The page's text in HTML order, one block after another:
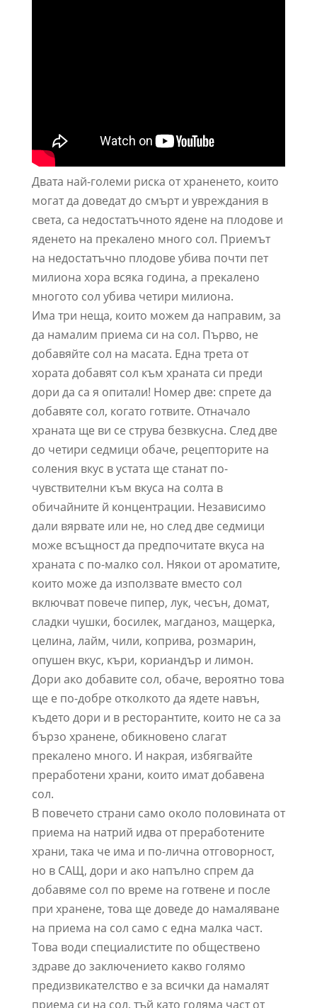
Двата най-големи риска от храненето, които
могат да доведат до смърт и увреждания в
света, са недостатъчното ядене на плодове и
яденето на прекалено много сол. Приемът
на недостатъчно плодове убива почти пет
милиона хора всяка година, а прекалено
многото сол убива четири милиона.
Има три неща, които можем да направим, за
да намалим приема си на сол. Първо, не
добавяйте сол на масата. Една трета от
хората добавят сол към храната си преди
дори да са я опитали! Номер две: спрете да
добавяте сол, когато готвите. Отначало
храната ще ви се струва безвкусна. След две
до четири седмици обаче, рецепторите на
соления вкус в устата ще станат по-
чувствителни към вкуса на солта в
обичайните й концентрации. Независимо
дали вярвате или не, но след две седмици
може всъщност да предпочитате вкуса на
храната с по-малко сол. Някои от ароматите,
които може да използвате вместо сол
включват повече пипер, лук, чесън, домат,
сладки чушки, босилек, магданоз, мащерка,
целина, лайм, чили, коприва, розмарин,
опушен вкус, къри, кориандър и лимон.
Дори ако добавите сол, обаче, вероятно това
ще е по-добре отколкото да ядете навън,
където дори и в ресторантите, които не са за
бързо хранене, обикновено слагат
прекалено много. И накрая, избягвайте
преработени храни, които имат добавена
сол.
В повечето страни само около половината от
приема на натрий идва от преработените
храни, така че има и по-лична отговорност,
но в САЩ, дори и ако напълно спрем да
добавяме сол по време на готвене и после
при хранене, това ще доведе до намаляване
на приема на сол само с една малка част.
Това води специалистите по обществено
здраве до заключението какво голямо
предизвикателство е за всички да намалят
приема си на сол, тъй като голяма част от